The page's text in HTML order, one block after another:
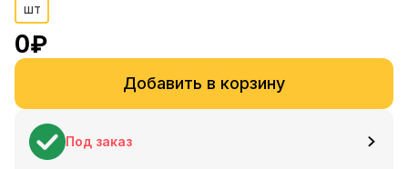
шт
0₽
Добавить в корзину
Под заказ